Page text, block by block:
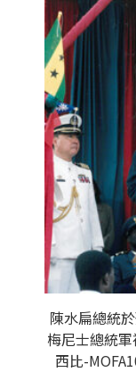
陳水扁總統
梅尼士總統
西比-